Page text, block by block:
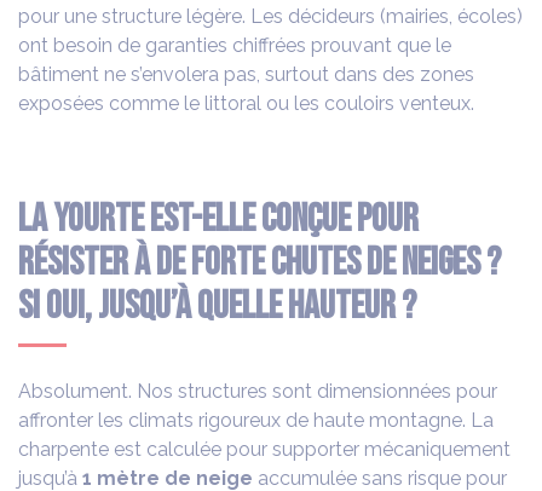
pour une structure légère. Les décideurs (mairies, écoles)
ont besoin de garanties chiffrées prouvant que le
bâtiment ne s’envolera pas, surtout dans des zones
exposées comme le littoral ou les couloirs venteux.
La yourte est-elle conçue pour
résister à de forte chutes de neiges ?
Si oui, jusqu’à quelle hauteur ?
Absolument. Nos structures sont dimensionnées pour
affronter les climats rigoureux de haute montagne. La
charpente est calculée pour supporter mécaniquement
jusqu’à 1 mètre de neige accumulée sans risque pour